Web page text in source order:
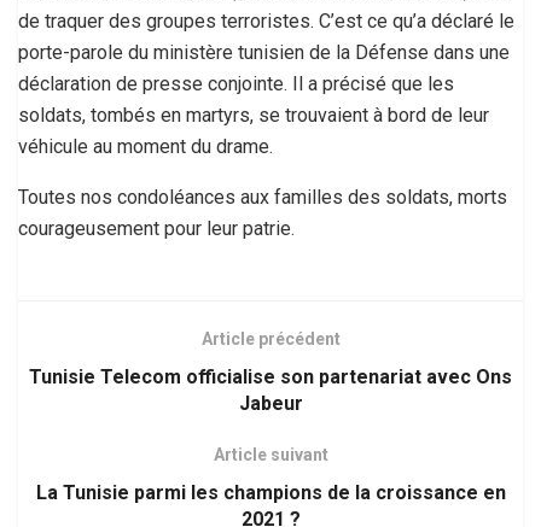
de traquer des groupes terroristes. C’est ce qu’a déclaré le
porte-parole du ministère tunisien de la Défense dans une
déclaration de presse conjointe. Il a précisé que les
soldats, tombés en martyrs, se trouvaient à bord de leur
véhicule au moment du drame.
Toutes nos condoléances aux familles des soldats, morts
courageusement pour leur patrie.
Article précédent
Tunisie Telecom officialise son partenariat avec Ons
Jabeur
Article suivant
La Tunisie parmi les champions de la croissance en
2021 ?